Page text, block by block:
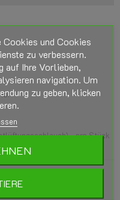
- pro Stück
Cookies und Cookies
zu verbessern.
auf Ihre Vorlieben,
navigation. Um
zu geben, klicken